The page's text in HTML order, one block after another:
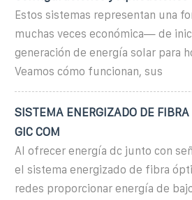
Estos sistemas representan una
muchas veces económica— de
generación de energía solar para
Veamos cómo funcionan, sus
SISTEMA ENERGIZADO DE
GIC COM
Al ofrecer energía dc junto con
el sistema energizado de fibra
redes proporcionar energía de